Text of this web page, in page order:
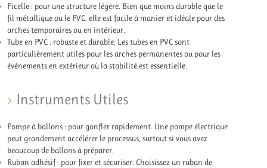
Ficelle : pour une structure légère. Bien que moins durable que le
fil métallique ou le PVC, elle est facile à manier et idéale pour des
arches temporaires ou en intérieur.
Tube en PVC : robuste et durable. Les tubes en PVC sont
particulièrement utiles pour les arches permanentes ou pour les
événements en extérieur où la stabilité est essentielle.
Instruments Utiles
Pompe à ballons : pour gonfler rapidement. Une pompe électrique
peut grandement accélérer le processus, surtout si vous avez
beaucoup de ballons à préparer.
Ruban adhésif : pour fixer et sécuriser. Choisissez un ruban de